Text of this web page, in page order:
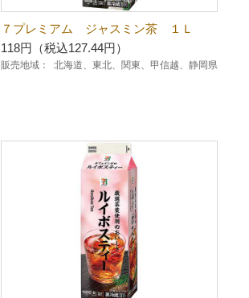
７プレミアム ジャスミン茶 １Ｌ
118円（税込127.44円）
販売地域： 北海道、東北、関東、甲信越、静岡県